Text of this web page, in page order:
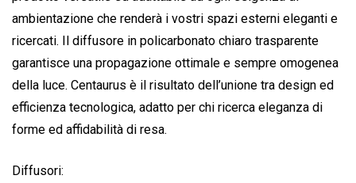
ambientazione che renderà i vostri spazi esterni eleganti e
ricercati. Il diffusore in policarbonato chiaro trasparente
garantisce una propagazione ottimale e sempre omogenea
della luce. Centaurus è il risultato dell’unione tra design ed
efficienza tecnologica, adatto per chi ricerca eleganza di
forme ed affidabilità di resa.
Diffusori: